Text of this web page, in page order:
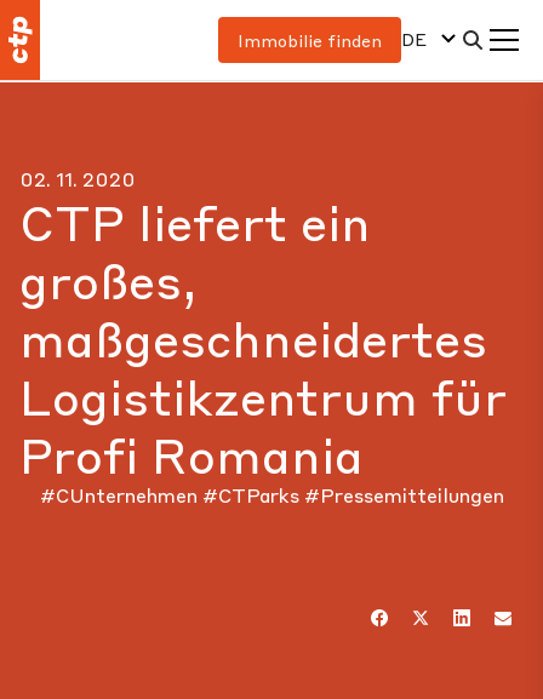
Immobilie finden DE
02. 11. 2020
CTP liefert ein
großes,
maßgeschneidertes
Logistikzentrum für
Profi Romania
#CUnternehmen #CTParks #Pressemitteilungen